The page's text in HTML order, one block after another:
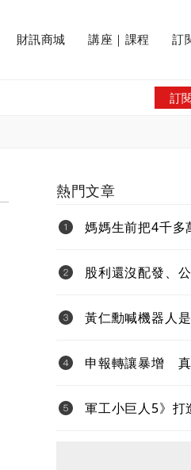
財訊商城 講座｜課程 訂
訂
熱門文章
媽媽生前把4千
股利還沒配發、公
黃仁勳喊機器人
申報轉讓暴增 真
步上演
軍工小巨人5》打